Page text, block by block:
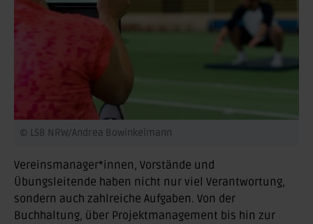
© LSB NRW/Andrea Bowinkelmann
Vereinsmanager*innen, Vorstände und
Übungsleitende haben nicht nur viel Verantwortung,
sondern auch zahlreiche Aufgaben. Von der
Buchhaltung, über Projektmanagement bis hin zur